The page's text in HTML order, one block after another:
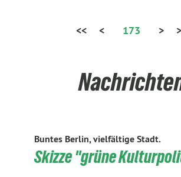
<< < 173 >
Buntes Berlin, vielfältige Stadt.
Skizze "grüne